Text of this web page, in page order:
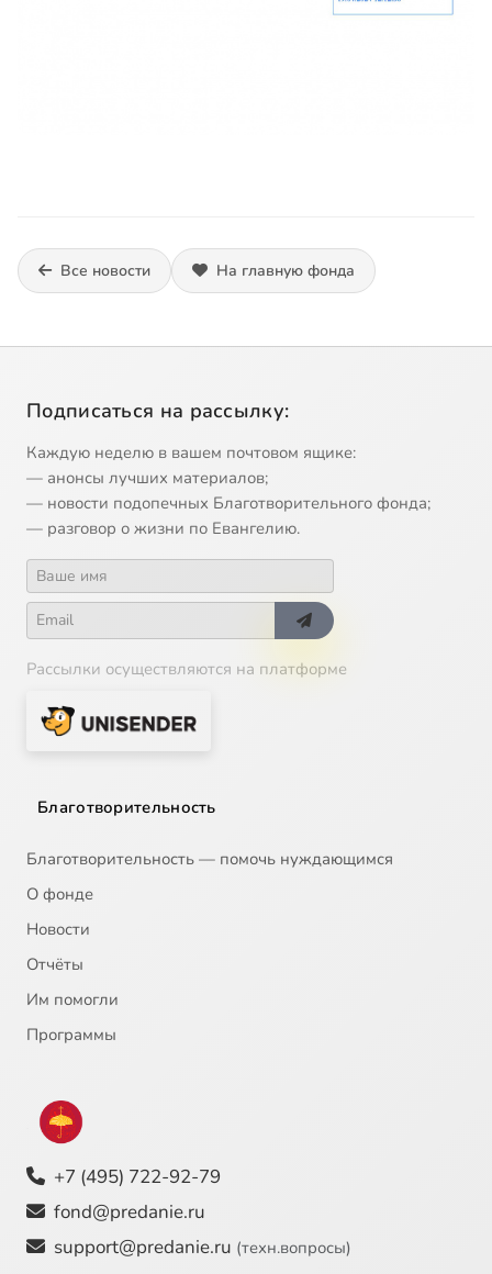
Все новости На главную фонда
Подписаться на рассылку:
Каждую неделю в вашем почтовом ящике:
— анонсы лучших материалов;
— новости подопечных Благотворительного фонда;
— разговор о жизни по Евангелию.
Рассылки осуществляются на платформе
Благотворительность
Благотворительность — помочь нуждающимся
О фонде
Новости
Отчёты
Им помогли
Программы
+7 (495) 722-92-79
fond@predanie.ru
support@predanie.ru (техн.вопросы)